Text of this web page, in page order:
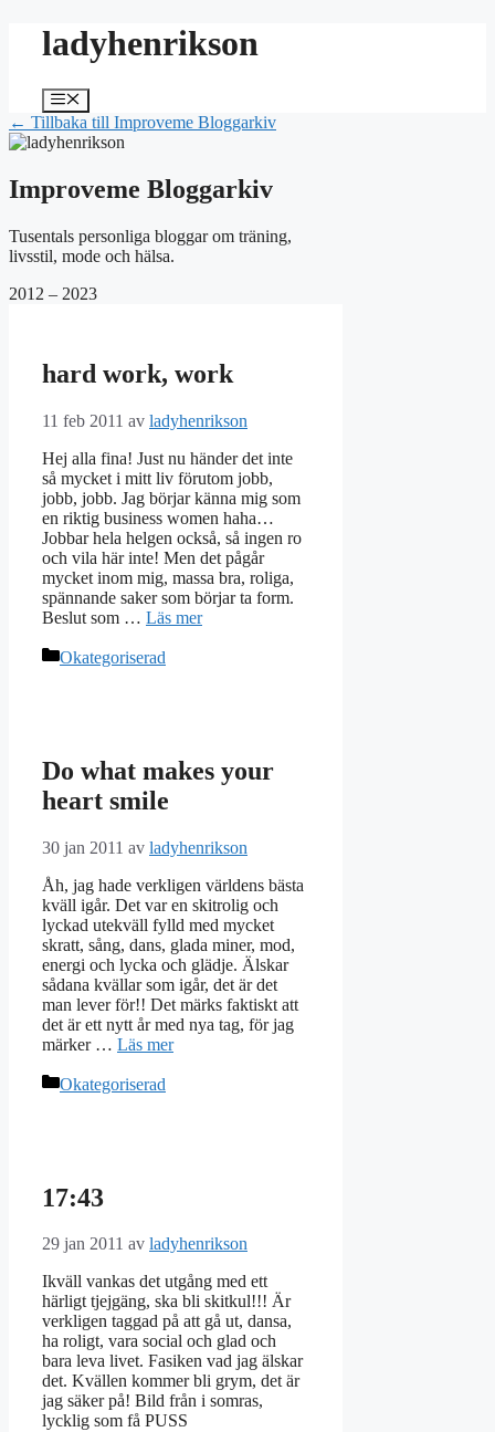
Hoppaladyhenrikson
Meny
← Tillbaka till Improveme Bloggarkiv
Improveme Bloggarkiv
Tusentals personliga bloggar om träning,
livsstil, mode och hälsa.
2012 – 2023
hard work, work
11 feb 2011 av ladyhenrikson
Hej alla fina! Just nu händer det inte
så mycket i mitt liv förutom jobb,
jobb, jobb. Jag börjar känna mig som
en riktig business women haha…
Jobbar hela helgen också, så ingen ro
och vila här inte! Men det pågår
mycket inom mig, massa bra, roliga,
spännande saker som börjar ta form.
Beslut som … Läs mer
Kategorier
Okategoriserad
Do what makes your
heart smile
30 jan 2011 av ladyhenrikson
Åh, jag hade verkligen världens bästa
kväll igår. Det var en skitrolig och
lyckad utekväll fylld med mycket
skratt, sång, dans, glada miner, mod,
energi och lycka och glädje. Älskar
sådana kvällar som igår, det är det
man lever för!! Det märks faktiskt att
det är ett nytt år med nya tag, för jag
märker … Läs mer
Kategorier
Okategoriserad
17:43
29 jan 2011 av ladyhenrikson
Ikväll vankas det utgång med ett
härligt tjejgäng, ska bli skitkul!!! Är
verkligen taggad på att gå ut, dansa,
ha roligt, vara social och glad och
bara leva livet. Fasiken vad jag älskar
det. Kvällen kommer bli grym, det är
jag säker på! Bild från i somras,
lycklig som få PUSS